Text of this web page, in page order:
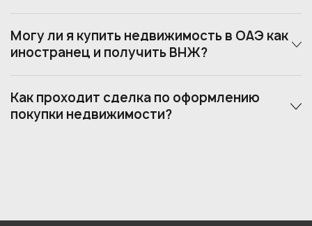
Могу ли я купить недвижимость в ОАЭ как
иностранец и получить ВНЖ?
Как проходит сделка по оформлению
покупки недвижимости?